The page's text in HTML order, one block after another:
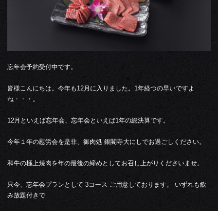
忘年会予約受付中です。
皆様こんにちは。今年も12月に入りました。1年経つの早いですよ
ね・・・。
12月といえば忘年会、忘年会といえば1年の総決算です。
今年１年の慰労会を是非、御肉処 銀閣寺大にしでお過ごしください。
和牛の極上焼肉を年の最後の締めとしてお召し上がりくださいませ。
只今、忘年会プランとして 3コース ご用意しております。 いずれも飲
み放題付きで